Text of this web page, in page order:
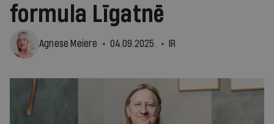
formula Līgatnē
Agnese Meiere 04.09.2025. IR